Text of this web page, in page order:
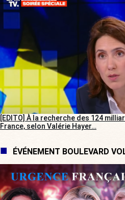
[EDITO] À la recherche des 124
France, selon Valérie Hayer…
ÉVÉNEMENT BOULEVARD